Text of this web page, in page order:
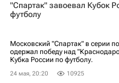
"Спартак" завоевал Кубок
футболу
Московский "Спартак" в серии
одержал победу над
Кубка России по футболу.
24 мая, 20:20 10925